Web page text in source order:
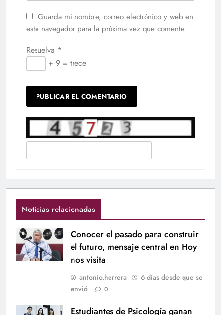
Guarda mi nombre, correo electrónico y web en
este navegador para la próxima vez que comente.
Resuelva *
+ 9 = trece
Noticias relacionadas
Conocer el pasado para construir
el futuro, mensaje central en Hoy
nos visita
antonio.herrera
6 días desde que se
envió
0
Estudiantes de Psicología ganan